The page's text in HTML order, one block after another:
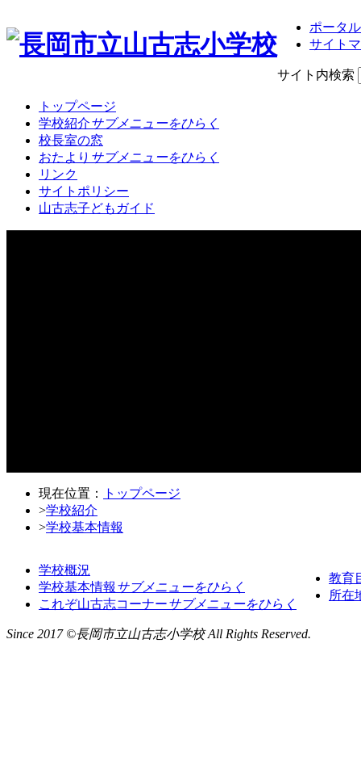
ポータ
サイト
サイト内検索
トップページ
学校紹介サブメニューをひらく
校長室の窓
おたより サブメニューをひらく
リンク
サイトポリシー
山古志子どもガイド
現在位置：
トップページ
>学校紹介
>学校基本情報
学校概況
学校基本情報 サブメニューをひらく
これぞ山古志コーナーサブメニューをひらく
教育
所在
Since 2017 ©長岡市立山古志小学校 All Rights Reserved.